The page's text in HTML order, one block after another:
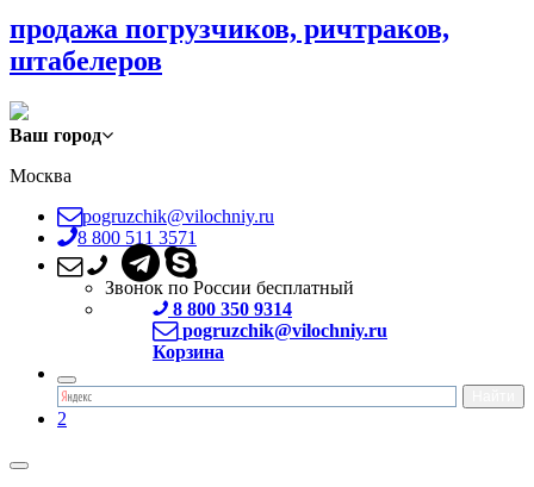
продажа погрузчиков, ричтраков,
штабелеров
Ваш город
Москва
pogruzchik@vilochniy.ru
8 800 511 3571
Звонок по России бесплатный
8 800 350 9314
pogruzchik@vilochniy.ru
Корзина
2